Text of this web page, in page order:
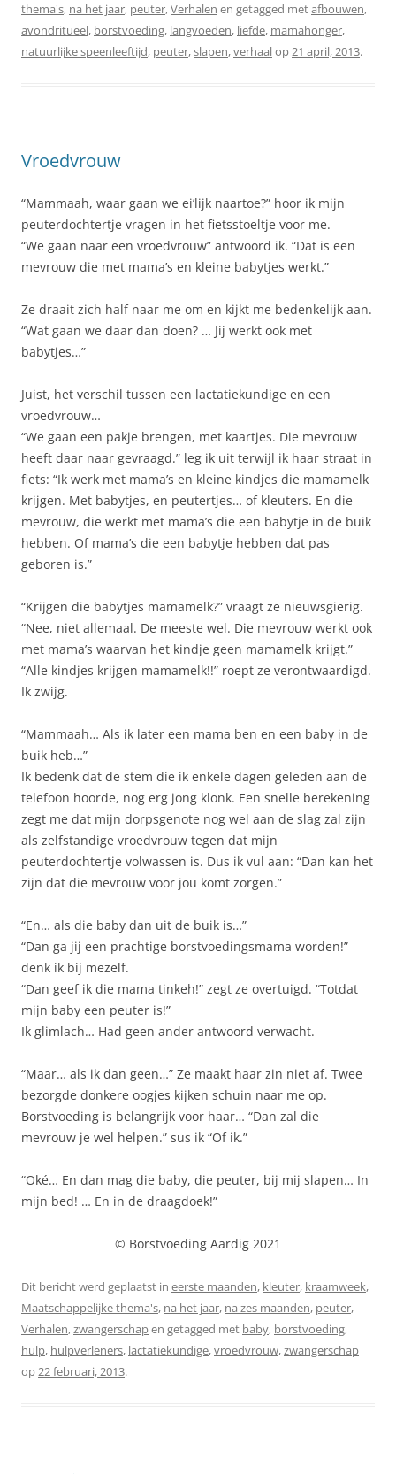
thema's, na het jaar, peuter,Verhalen en getagged metafbouwen,
avondritueel, borstvoeding, langvoeden, liefde, mamahonger,
natuurlijke speenleeftijd, peuter,slapen,verhaalop21 april, 2013.
Vroedvrouw
“Mammaah, waar gaan we ei’lijk naartoe?” hoor ik mijn
peuterdochtertje vragen in het fietsstoeltje voor me.
“We gaan naar een vroedvrouw” antwoord ik. “Dat is een
mevrouw die met mama’s en kleine babytjes werkt.”
Ze draait zich half naar me om en kijkt me bedenkelijk aan.
“Wat gaan we daar dan doen? … Jij werkt ook met
babytjes…”
Juist, het verschil tussen een lactatiekundige en een
vroedvrouw…
“We gaan een pakje brengen, met kaartjes. Die mevrouw
heeft daar naar gevraagd.” leg ik uit terwijl ik haar straat in
fiets: “Ik werk met mama’s en kleine kindjes die mamamelk
krijgen. Met babytjes, en peutertjes… of kleuters. En die
mevrouw, die werkt met mama’s die een babytje in de buik
hebben. Of mama’s die een babytje hebben dat pas
geboren is.”
“Krijgen die babytjes mamamelk?” vraagt ze nieuwsgierig.
“Nee, niet allemaal. De meeste wel. Die mevrouw werkt ook
met mama’s waarvan het kindje geen mamamelk krijgt.”
“Alle kindjes krijgen mamamelk!!” roept ze verontwaardigd.
Ik zwijg.
“Mammaah… Als ik later een mama ben en een baby in de
buik heb…”
Ik bedenk dat de stem die ik enkele dagen geleden aan de
telefoon hoorde, nog erg jong klonk. Een snelle berekening
zegt me dat mijn dorpsgenote nog wel aan de slag zal zijn
als zelfstandige vroedvrouw tegen dat mijn
peuterdochtertje volwassen is. Dus ik vul aan: “Dan kan het
zijn dat die mevrouw voor jou komt zorgen.”
“En… als die baby dan uit de buik is…”
“Dan ga jij een prachtige borstvoedingsmama worden!”
denk ik bij mezelf.
“Dan geef ik die mama tinkeh!” zegt ze overtuigd. “Totdat
mijn baby een peuter is!”
Ik glimlach… Had geen ander antwoord verwacht.
“Maar… als ik dan geen…” Ze maakt haar zin niet af. Twee
bezorgde donkere oogjes kijken schuin naar me op.
Borstvoeding is belangrijk voor haar… “Dan zal die
mevrouw je wel helpen.” sus ik “Of ik.”
“Oké… En dan mag die baby, die peuter, bij mij slapen… In
mijn bed! … En in de draagdoek!”
© Borstvoeding Aardig 2021
Dit bericht werd geplaatst in eerste maanden, kleuter, kraamweek,
Maatschappelijke thema's, na het jaar, na zes maanden, peuter,
Verhalen,zwangerschapen getagged met baby, borstvoeding,
hulp, hulpverleners, lactatiekundige,vroedvrouw,zwangerschap
op22 februari, 2013.